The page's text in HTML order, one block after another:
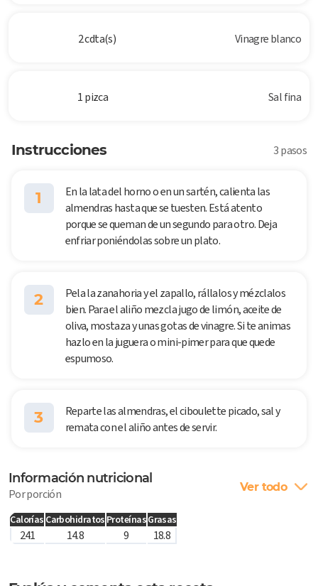
2 cdta(s) Vinagre blanco
1 pizca Sal fina
Instrucciones 3 pasos
1
En la lata del horno o en un sartén, calienta las
almendras hasta que se tuesten. Está atento
porque se queman de un segundo para otro. Deja
enfriar poniéndolas sobre un plato.
2
Pela la zanahoria y el zapallo, rállalos y mézclalos
bien. Para el aliño mezcla jugo de limón, aceite de
oliva, mostaza y unas gotas de vinagre. Si te animas
hazlo en la juguera o mini-pimer para que quede
espumoso.
3
Reparte las almendras, el ciboulette picado, sal y
remata con el aliño antes de servir.
Información nutricional
Por porción Ver todo
Calorías Carbohidratos ProteínasGrasas
241 14.8 9 18.8